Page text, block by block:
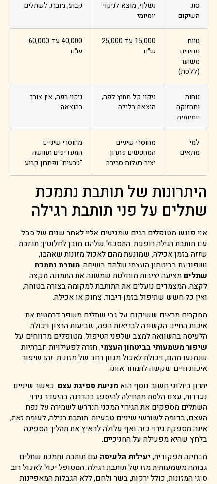
סוג
השיקום
נשלף, מוצא לניקוי
יומיומי
קבוע, מוברג לשתלים
טווח
מחירים
משוער
(ללסת)
15,000 עד 25,000
ש"ח
40,000 עד 60,000
ש"ח
נוחות
ותחזוקה
יומיומית
ניקוי קל מחוץ לפה,
הוצאה בלילה
ניקוי בפה, אין צורך
בהוצאה
למי
מתאים
מחוסרי שיניים
המחפשים פתרון
יציב בעלות סבירה
מחוסרי שיניים
המעדיפים תחושה
"טבעית" ופתרון קבוע
היתרונות של תותבת נתמכת
שתלים על פני תותבת רגילה
אני פוגש מטופלים רבים שמגיעים אליי לאחר שנים של סבל
עם תותבת רגילה רופפת. התסכול שלהם מובן לחלוטין: תותבת
שזזה בזמן אכילה, שמונעת מהם לאכול מזונות שאהבו,
ושפוגעת בביטחון העצמי שלהם בשיחה.תותבת נתמכת
שתלים מציעה יציבות מוחלטת שמשנה את התמונה מקצה
לקצה. המצמדים נועלים את התותבת למקומה בצורה בטוחה,
ואין כל חשש שתיפול בזמן דיבור, צחוק או אכילה.
מחקרים מראים ששיקום על גבי שתלים משפר דרמטית את
איכות החיים הקשורה לבריאות הפה, שביעות הרצון ויכולת
הלעיסה בהשוואה למצב שלפני הטיפול. מטופלים מדווחים על
שיפור משמעותי בביטחון העצמי, חזרה לפעילויות חברתיות
שנמנעו מהם, ויכולת לאכול מגוון רחב של מזונות. זהו שיפור
איכות חיים שקשה לתמחר אותו.
יתרון ביולוגי חשוב נוסף הוא מניעת ספיגת עצם. כאשר שיניים
נעדרות, עצם הלסת מתחילה להיספג בהדרגה בהיעדר גירוי.
השתלים מספקים את הגירוי המכני הנדרש לשמירה על נפח
העצם, בדומה לשורשי שיניים טבעיות. תותבת רגילה, לעומת זאת,
אינה מספקת גירוי כזה ואף עלולה להאיץ את תהליך הספיגה
בלחץ שהיא מפעילה על החניכיים.
מבחינה תפקודית, יעילות הלעיסה עם תותבת נתמכת שתלים
גבוהה משמעותית מזו של תותבת רגילה. המטופל יכול לאכול רוב
סוגי המזונות, כולל ירקות, בשר ולחם, ללא הגבלות המאפיינות